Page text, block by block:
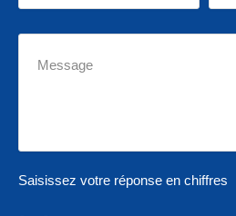
Saisissez votre réponse en chiffres